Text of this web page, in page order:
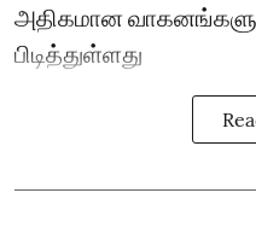
அதிகமான
பிடித்துள்ளது